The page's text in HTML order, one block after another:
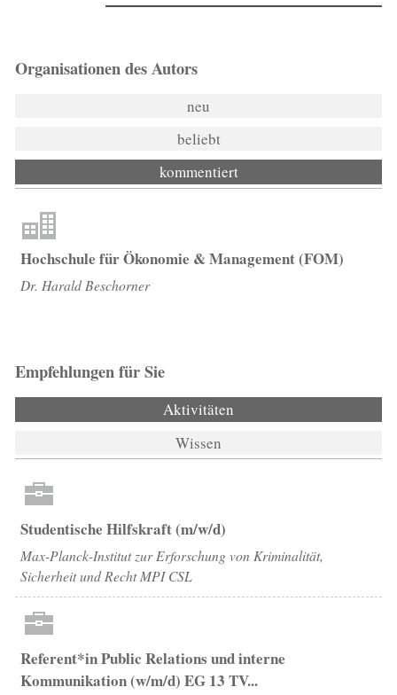
Organisationen des Autors
neu
beliebt
kommentiert
Hochschule für Ökonomie & Management (FOM)
Dr. Harald Beschorner
Empfehlungen für Sie
Aktivitäten
Wissen
Studentische Hilfskraft (m/w/d)
Max-Planck-Institut zur Erforschung von Kriminalität,
Sicherheit und Recht MPI CSL
Referent*in Public Relations und interne
Kommunikation (w/m/d) EG 13 TV...